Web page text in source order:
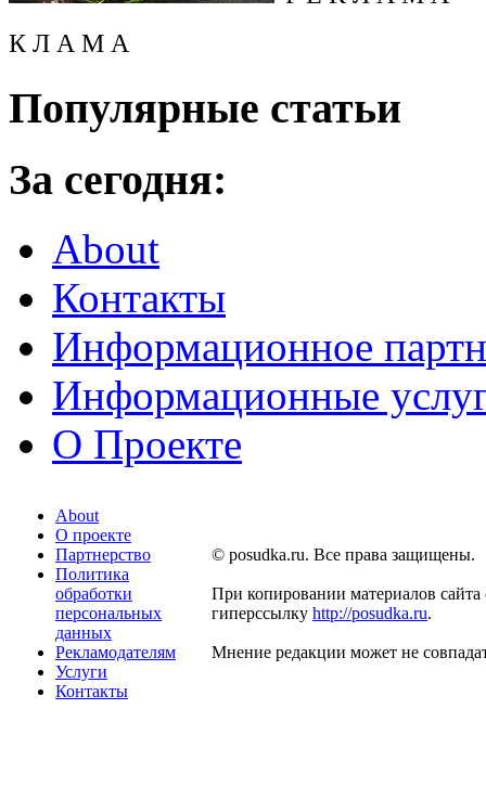
К Л А М А
Популярные статьи
За сегодня:
About
Контакты
Информационное
Информационные
О Проекте
About
О проекте
Партнерство
Политика
обработки
персональных
данных
Рекламодателям
Услуги
Контакты
© posudka.ru. Все права защищены.
При копировании материалов сайта
гиперссылку http://posudka.ru.
Мнение редакции может не